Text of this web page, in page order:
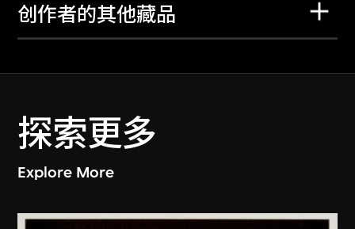
创作者的其他藏品
探索更多
Explore More